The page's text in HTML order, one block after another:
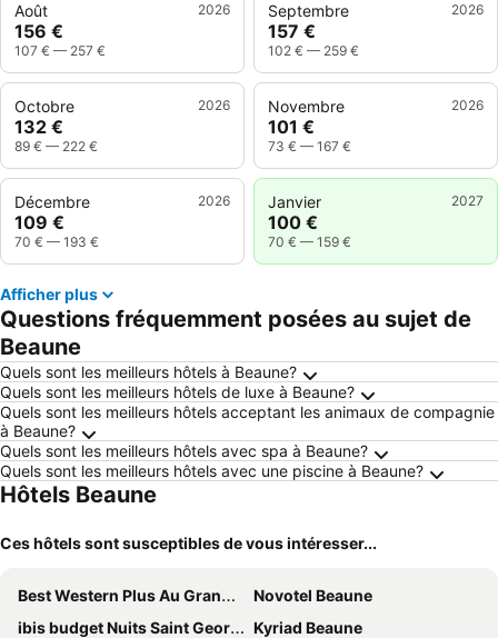
Août 2026
156 €
107 € — 257 €
Septembre 2026
157 €
102 € — 259 €
Octobre 2026
132 €
89 € — 222 €
Novembre 2026
101 €
73 € — 167 €
Décembre 2026
109 €
70 € — 193 €
Janvier 2027
100 €
70 € — 159 €
Afficher plus
Questions fréquemment posées au sujet de
Beaune
Quels sont les meilleurs hôtels à Beaune?
Quels sont les meilleurs hôtels de luxe à Beaune?
Quels sont les meilleurs hôtels acceptant les animaux de compagnie
à Beaune?
Quels sont les meilleurs hôtels avec spa à Beaune?
Quels sont les meilleurs hôtels avec une piscine à Beaune?
Hôtels Beaune
Ces hôtels sont susceptibles de vous intéresser...
Best Western Plus Au Grand Saint Jean
Novotel Beaune
ibis budget Nuits Saint Georges
Kyriad Beaune